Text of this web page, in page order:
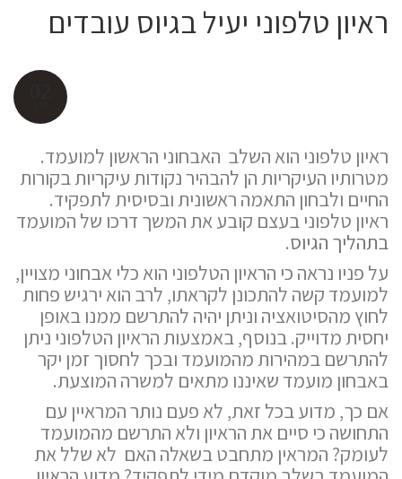
ראיון טלפוני יעיל בגיוס עובדים
ראיון טלפוני הוא השלב האבחוני הראשון למועמד.
מטרותיו העיקריות הן להבהיר נקודות עיקריות בקורות
החיים ולבחון התאמה ראשונית ובסיסית לתפקיד.
ראיון טלפוני בעצם קובע את המשך דרכו של המועמד
בתהליך הגיוס.
על פניו נראה כי הראיון הטלפוני הוא כלי אבחוני מצויין,
למועמד קשה להתכונן לקראתו, לרב הוא ירגיש פחות
לחוץ מהסיטואציה וניתן יהיה להתרשם ממנו באופן
יחסית מדוייק. בנוסף, באמצעות הראיון הטלפוני ניתן
להתרשם במהירות מהמועמד ובכך לחסוך זמן יקר
באבחון מועמד שאיננו מתאים למשרה המוצעת.
אם כך, מדוע בכל זאת, לא פעם נותר המראיין עם
התחושה כי סיים את הראיון ולא התרשם מהמועמד
לעומק? המראין מתחבט בשאלה האם לא שלל את